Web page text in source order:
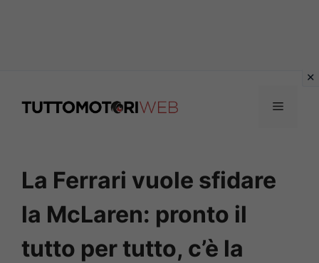
Menu
La Ferrari vuole sfidare
la McLaren: pronto il
tutto per tutto, c’è la